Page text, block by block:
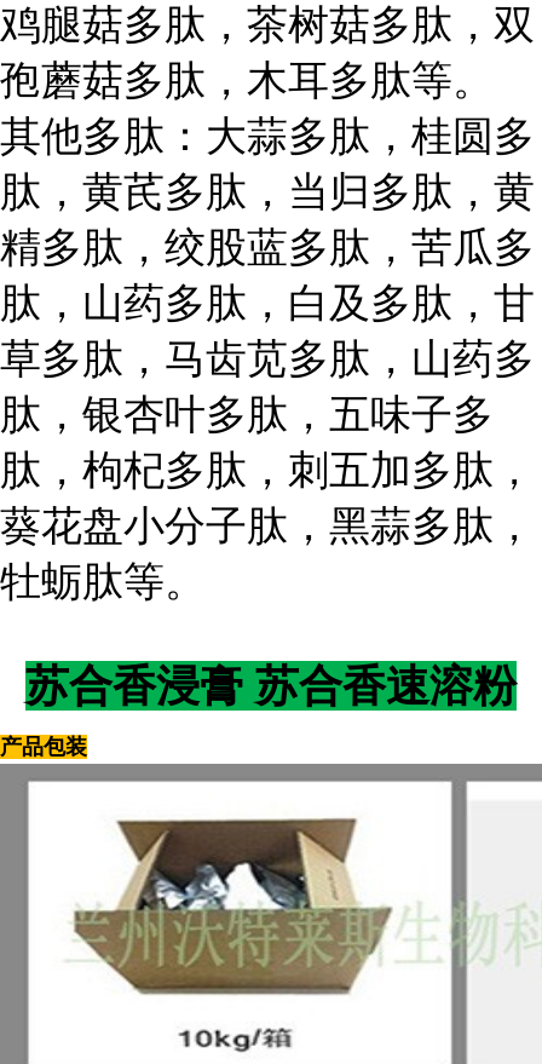
鸡腿菇多肽，茶树菇多肽，双
孢蘑菇多肽，木耳多肽等。
其他多肽：大蒜多肽，桂圆多
肽，黄芪多肽，当归多肽，黄
精多肽，绞股蓝多肽，苦瓜多
肽，山药多肽，白及多肽，甘
草多肽，马齿苋多肽，山药多
肽，银杏叶多肽，五味子多
肽，枸杞多肽，刺五加多肽，
葵花盘小分子肽，黑蒜多肽，
牡蛎肽等。
苏合香浸膏 苏合香速溶粉
产品包装